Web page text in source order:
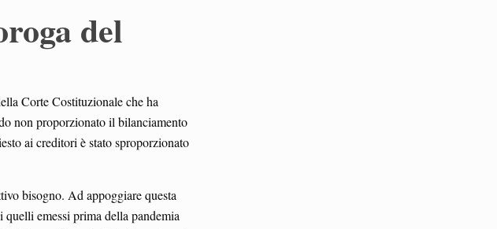
del
Corte Costituzionale che ha
non proporzionato il bilanciamento
ai creditori è stato sproporzionato
bisogno. Ad appoggiare questa
emessi prima della pandemia